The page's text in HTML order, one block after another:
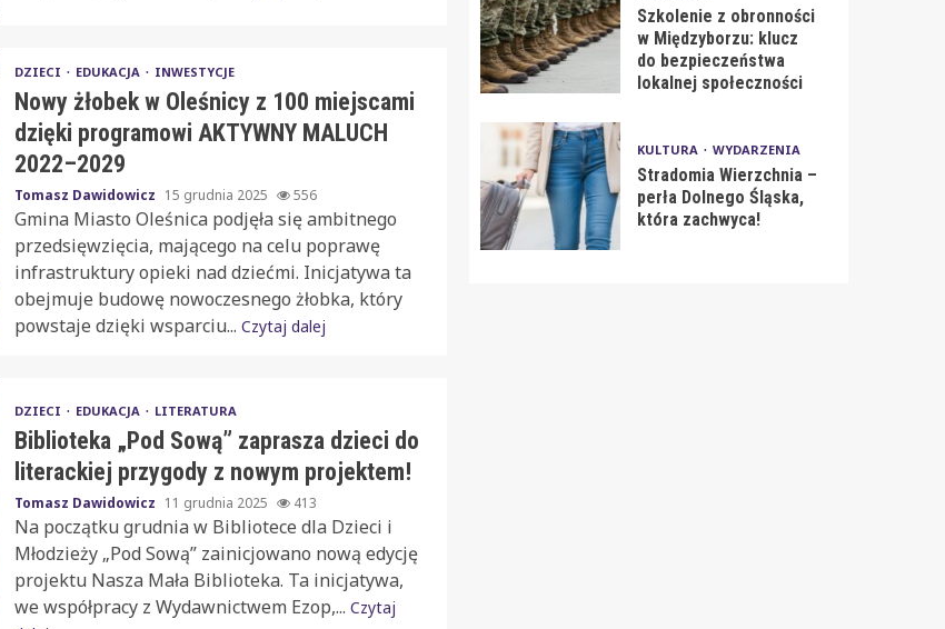
DZIECI EDUKACJA INWESTYCJE
Nowy żłobek w Oleśnicy z 100 miejscami
dzięki programowi AKTYWNY MALUCH
2022–2029
Tomasz Dawidowicz 15 grudnia 2025 556
Gmina Miasto Oleśnica podjęła się ambitnego
przedsięwzięcia, mającego na celu poprawę
infrastruktury opieki nad dziećmi. Inicjatywa ta
obejmuje budowę nowoczesnego żłobka, który
powstaje dzięki wsparciu... Czytaj dalej
DZIECI EDUKACJA LITERATURA
Biblioteka „Pod Sową” zaprasza dzieci do
literackiej przygody z nowym projektem!
Tomasz Dawidowicz 11 grudnia 2025 413
Na początku grudnia w Bibliotece dla Dzieci i
Młodzieży „Pod Sową” zainicjowano nową edycję
projektu Nasza Mała Biblioteka. Ta inicjatywa,
we współpracy z Wydawnictwem Ezop,... Czytaj
Szkolenie z obronności
w Międzyborzu: klucz
do bezpieczeństwa
lokalnej społeczności
KULTURA WYDARZENIA
Stradomia Wierzchnia –
perła Dolnego Śląska,
która zachwyca!